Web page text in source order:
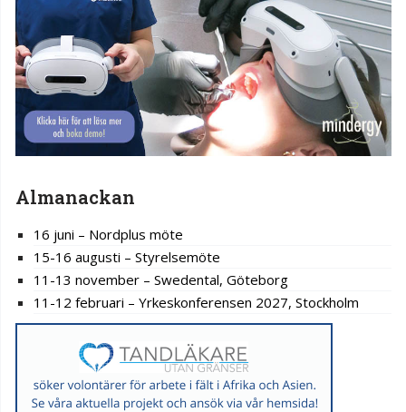
Almanackan
16 juni – Nordplus möte
15-16 augusti – Styrelsemöte
11-13 november – Swedental, Göteborg
11-12 februari – Yrkeskonferensen 2027, Stockholm